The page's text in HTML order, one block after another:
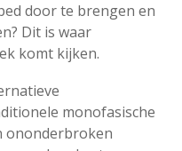
door te brengen en
Dit is waar
komt kijken.
monofasische
ononderbroken